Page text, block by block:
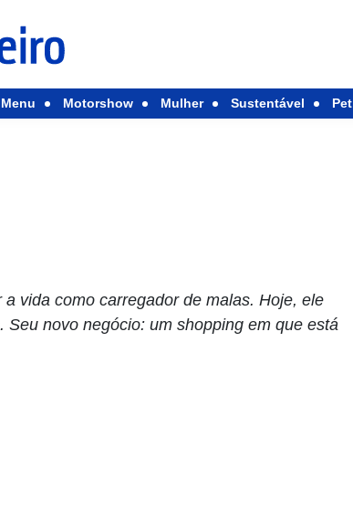
Menu Motorshow Mulher Sustentável Pet
vida como carregador de malas. Hoje, ele
novo negócio: um shopping em que está